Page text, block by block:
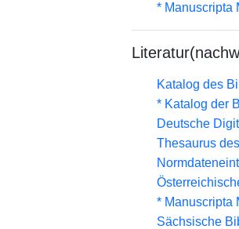
* Manuscripta
Katalog des
* Katalog der
Deutsche
Thesaurus
* Manuscripta
Sächsische